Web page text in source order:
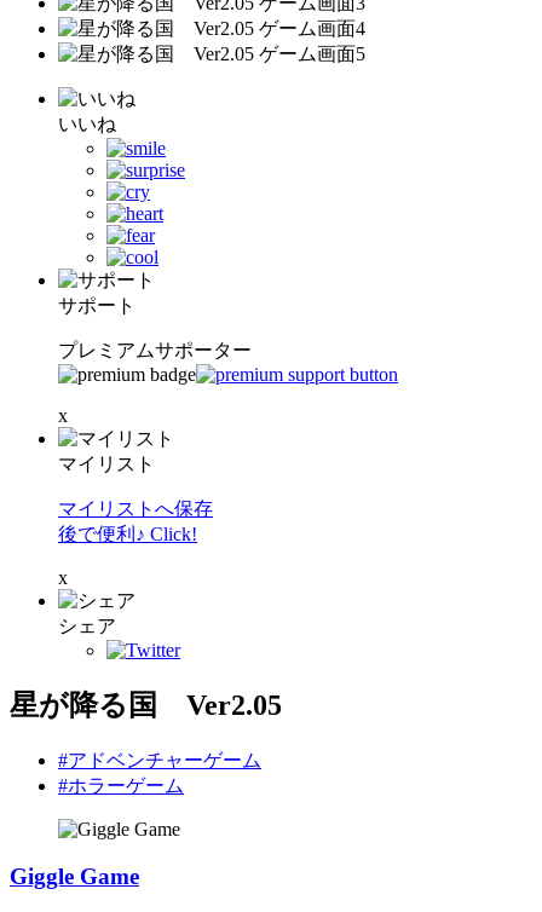
いいね
サポート
プレミアムサポーター
x
マイリスト
マイリストへ保存
後で便利♪ Click!
x
シェア
星が降る国 Ver2.05
#アドベンチャーゲーム
#ホラーゲーム
Giggle Game